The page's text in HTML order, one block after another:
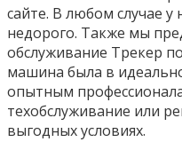
сайте. В любом случае у
недорого. Также мы
обслуживание Трекер
машина была в
опытным
техобслуживание или
выгодных условиях.